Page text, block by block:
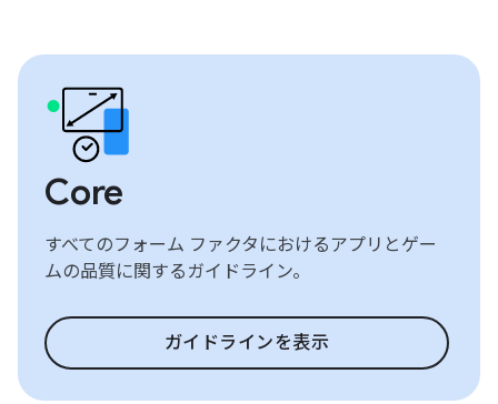
Core
すべてのフォーム ファクタにおけるアプリとゲー
ムの品質に関するガイドライン。
ガイドラインを表示